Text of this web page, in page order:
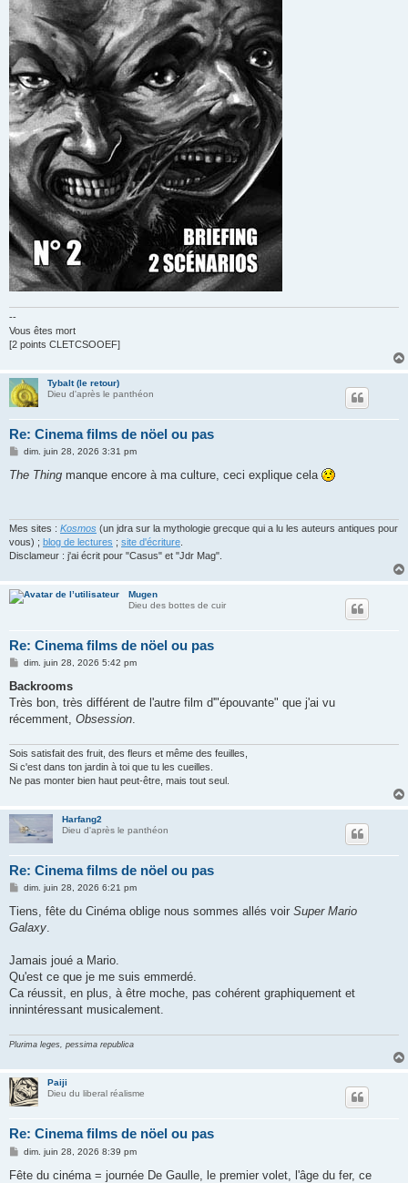
--
Vous êtes mort
[2 points CLETCSOOEF]
Tybalt (le retour)
Dieu d'après le panthéon
Re: Cinema films de nöel ou pas
M
s
dim. juin 28, 2026 3:31 pm
The Thing manque encore à ma culture, ceci explique cela
Mes sites : Kosmos (un jdra sur la mythologie grecque qui a lu les auteurs antiques pour
vous) ; blog de lectures ; site d'écriture
Disclameur : j'ai écrit pour "Casus" et "Jdr Mag".
Mugen
Dieu des bottes de cuir
Re: Cinema films de nöel ou pas
M
s
a
g
dim. juin 28, 2026 5:42 pm
Backrooms
Très bon, très différent de l'autre film d'"épouvante" que j'ai vu
récemment, Obsession.
Sois satisfait des fruit, des fleurs et même des feuilles,
Si c'est dans ton jardin à toi que tu les cueilles.
Ne pas monter bien haut peut-être, mais tout seul.
Harfang2
Dieu d'après le panthéon
Re: Cinema films de nöel ou pas
M
s
a
dim. juin 28, 2026 6:21 pm
Tiens, fête du Cinéma oblige nous sommes allés voir Super Mario
Galaxy.
Jamais joué a Mario.
Qu'est ce que je me suis emmerdé.
Ca réussit, en plus, à être moche, pas cohérent graphiquement et
innintéressant musicalement.
Plurima leges, pessima republica
Paiji
Dieu du liberal réalisme
Re: Cinema films de nöel ou pas
M
s
dim. juin 28, 2026 8:39 pm
Fête du cinéma = journée De Gaulle, le premier volet, l'âge du fer, ce